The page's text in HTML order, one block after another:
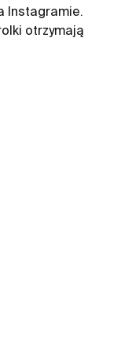
Instagramie.
otrzymają